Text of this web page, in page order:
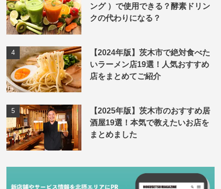
ング ）で使用できる？酵素ドリン
クの代わりになる？
【2024年版】茨木市で絶対食べた
いラーメン店19選！人気おすすめ
店をまとめてご紹介
【2025年版】茨木市のおすすめ居
酒屋19選！本気で教えたいお店を
まとめました